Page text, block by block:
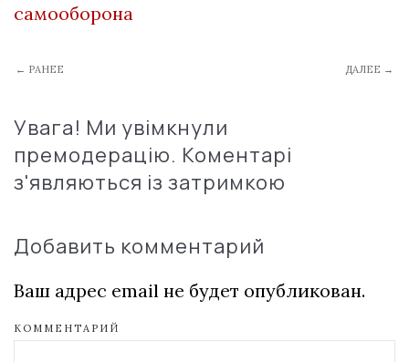
самооборона
← РАНЕЕ ДАЛЕЕ →
Увага! Ми увімкнули
премодерацію. Коментарі
з'являються із затримкою
Добавить комментарий
Ваш адрес email не будет опубликован.
КОММЕНТАРИЙ